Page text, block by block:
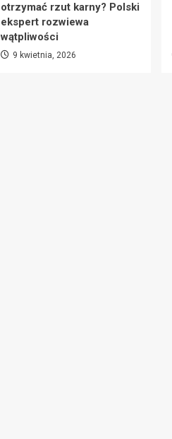
otrzymać rzut karny? Polski
ekspert rozwiewa
wątpliwości
9 kwietnia, 2026